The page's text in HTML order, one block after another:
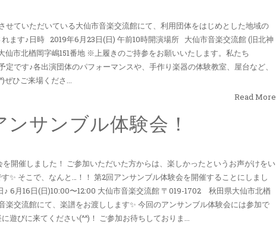
ていただいている大仙市音楽交流館にて、利用団体をはじめとした地域の
ます♪日時 2019年6月23日(日) 午前10時開演場所 大仙市音楽交流館 (旧北神
市北楢岡字嶋151番地 ※上履きのご持参をお願いいたします。私たち
定です♪各出演団体のパフォーマンスや、手作り楽器の体験教室、屋台など、
ぜひご来場くださ...
Read More
ンサンブル体験会！
開催しました！ ご参加いただいた方からは、楽しかったというお声がけをい
✨ そこで、なんと…！！ 第2回アンサンブル体験会を開催することにしまし
♪ 6月16日(日)10:00〜12:00 大仙市音楽交流館 〒019-1702 秋田県大仙市北楢
楽交流館にて、楽譜をお渡しします✨ 今回のアンサンブル体験会には参加で
遊びに来てください(^^)！ ご参加お待ちしておりま...